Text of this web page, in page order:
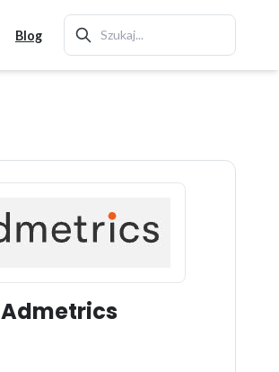
Blog
Admetrics